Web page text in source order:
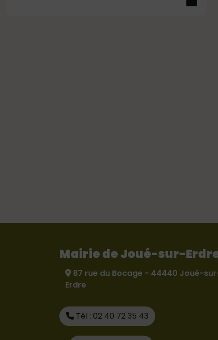
Mairie de Joué-sur-
87 rue du Bocage - 44440 Joué-
Erdre
Tél : 02 40 72 35 43